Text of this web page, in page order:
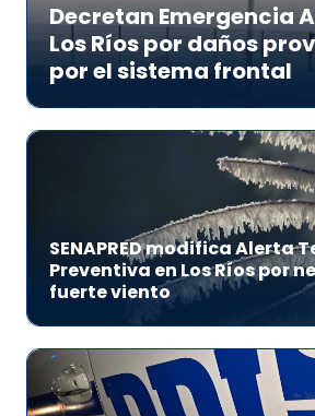
Decretan Emergencia
Los Ríos por daños
por el sistema frontal
SENAPRED modifica Alerta
Preventiva en Los Ríos por
fuerte viento